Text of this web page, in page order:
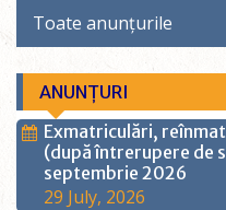
Toate anunțurile
ANUNȚURI
Exmatriculări,
(după întrerupere de
septembrie 2026
29 July, 2026